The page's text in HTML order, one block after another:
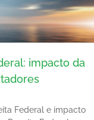
impacto da
Federal e impacto